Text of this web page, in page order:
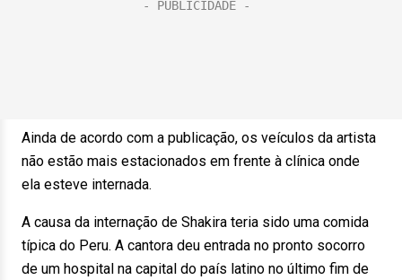
Ainda de acordo com a publicação, os veículos da artista
não estão mais estacionados em frente à clínica onde
ela esteve internada.
A causa da internação de Shakira teria sido uma comida
típica do Peru. A cantora deu entrada no pronto socorro
de um hospital na capital do país latino no último fim de